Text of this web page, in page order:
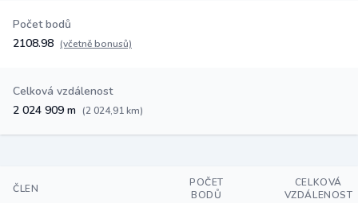
Počet bodů
2108.98 (včetně bonusů)
Celková vzdálenost
2 024 909 m (2 024,91 km)
ČLEN
POČET
BODŮ
CELKOVÁ
VZDÁLENOST